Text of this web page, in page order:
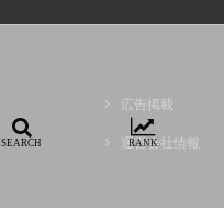
広告掲載
運営会社情報
SEARCH RANK